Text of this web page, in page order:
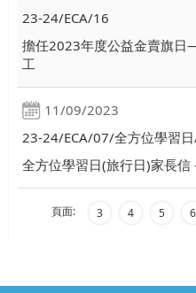
23-24/ECA/16
擔任2023年度公益金賣旗日
工
11/09/2023
23-24/ECA/07/全方位學習
全方位學習日(旅行日)家長信
頁面: 3 4 5 6